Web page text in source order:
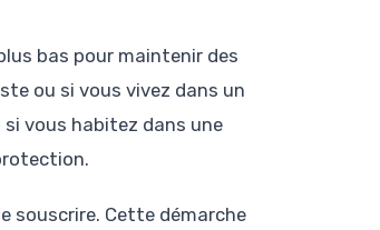
bas pour maintenir des
ou si vous vivez dans un
vous habitez dans une
souscrire. Cette démarche